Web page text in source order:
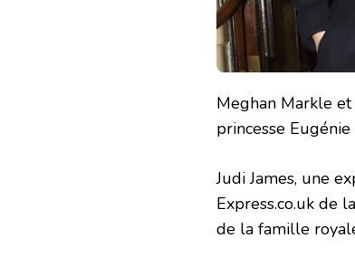
Meghan Markle
princesse
Judi James, une
Express.co.uk de
de la famille